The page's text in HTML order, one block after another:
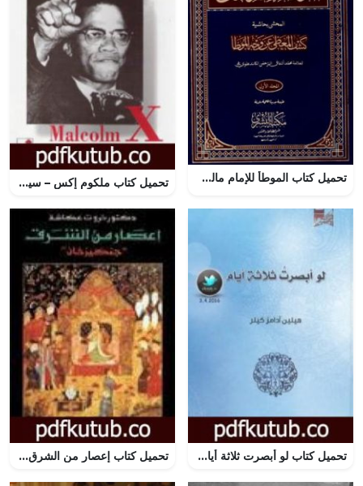
تحميل كتاب الموطأ للإمام مالك بن أنس بصيغة PDF مجانا تحميل كتاب ملكوم إكس – سيرة ذاتية PDF تأليف أليكس هالي مجانا [كامل]
تحميل كتاب لو أبصرت ثلاثة أيام PDF تأليف هيلين كيلر مجانا [كامل] تحميل كتاب إعصار من الشرق – جنكيز خان PDF تأليف ثروت عكاشة مجانا [كامل]